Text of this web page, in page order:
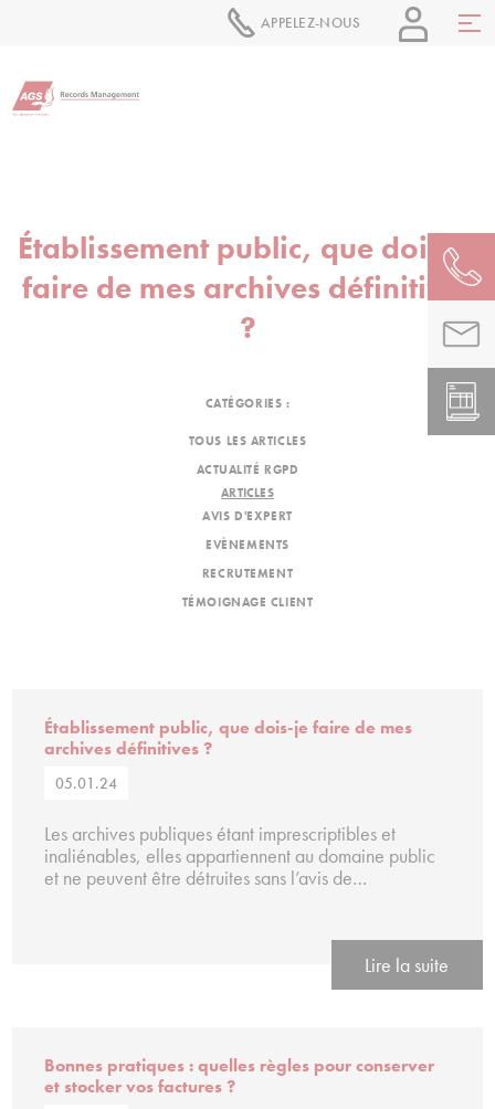
APPELEZ-NOUS
Établissement public, que dois-je
faire de mes archives définitives
?
CATÉGORIES :
TOUS LES ARTICLES
ACTUALITÉ RGPD
ARTICLES
AVIS D'EXPERT
EVÈNEMENTS
RECRUTEMENT
TÉMOIGNAGE CLIENT
Établissement public, que dois-je faire de mes
archives définitives ?
05.01.24
Les archives publiques étant imprescriptibles et
inaliénables, elles appartiennent au domaine public
et ne peuvent être détruites sans l’avis de…
Lire la suite
Bonnes pratiques : quelles règles pour conserver
et stocker vos factures ?